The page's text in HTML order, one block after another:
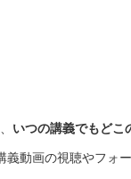
いつの講義でもどこ
義動画の視聴やフォ